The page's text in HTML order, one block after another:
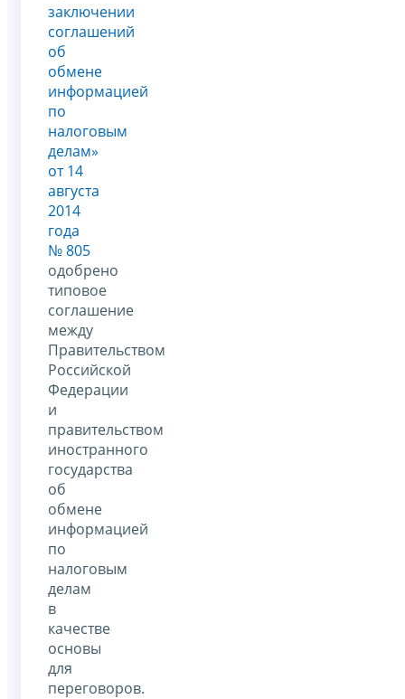
заключении
соглашений
об
обмене
информацией
по
налоговым
делам»
от 14
августа
2014
года
№ 805
одобрено
типовое
соглашение
между
Правительством
Российской
Федерации
и
правительством
иностранного
государства
об
обмене
информацией
по
налоговым
делам
в
качестве
основы
для
переговоров.